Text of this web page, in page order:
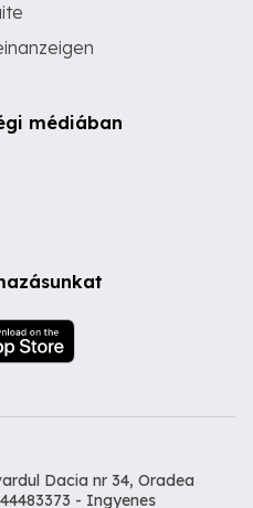
médiában
Dacia nr 34, Oradea
- Ingyenes